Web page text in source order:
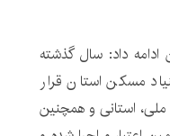
داد: سال گذشته
بنیاد مسکن استان قرار
ملی، استانی و همچنین